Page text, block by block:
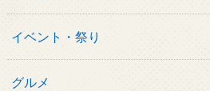
イベント・祭り
グルメ